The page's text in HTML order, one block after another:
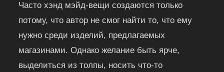
Часто хэнд мэйд-вещи создаются только
потому, что автор не смог найти то, что ему
нужно среди изделий, предлагаемых
магазинами. Однако желание быть ярче,
выделиться из толпы, носить что-то